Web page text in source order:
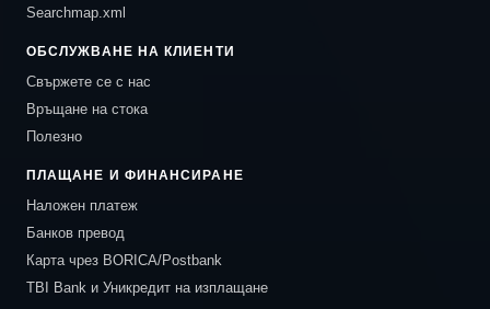
Searchmap.xml
ОБСЛУЖВАНЕ НА КЛИЕНТИ
Свържете се с нас
Връщане на стока
Полезно
ПЛАЩАНЕ И ФИНАНСИРАНЕ
Наложен платеж
Банков превод
Карта чрез BORICA/Postbank
TBI Bank и Уникредит на изплащане